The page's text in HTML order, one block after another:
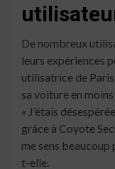
De nombreux
leurs expériences
utilisatrice de
sa voiture en
« J’étais
grâce à Coyote
me sens
t-elle.